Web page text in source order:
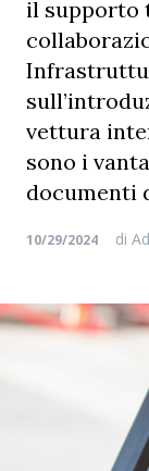
il supporto
vettura
sono i
documenti
10/29/2024 di